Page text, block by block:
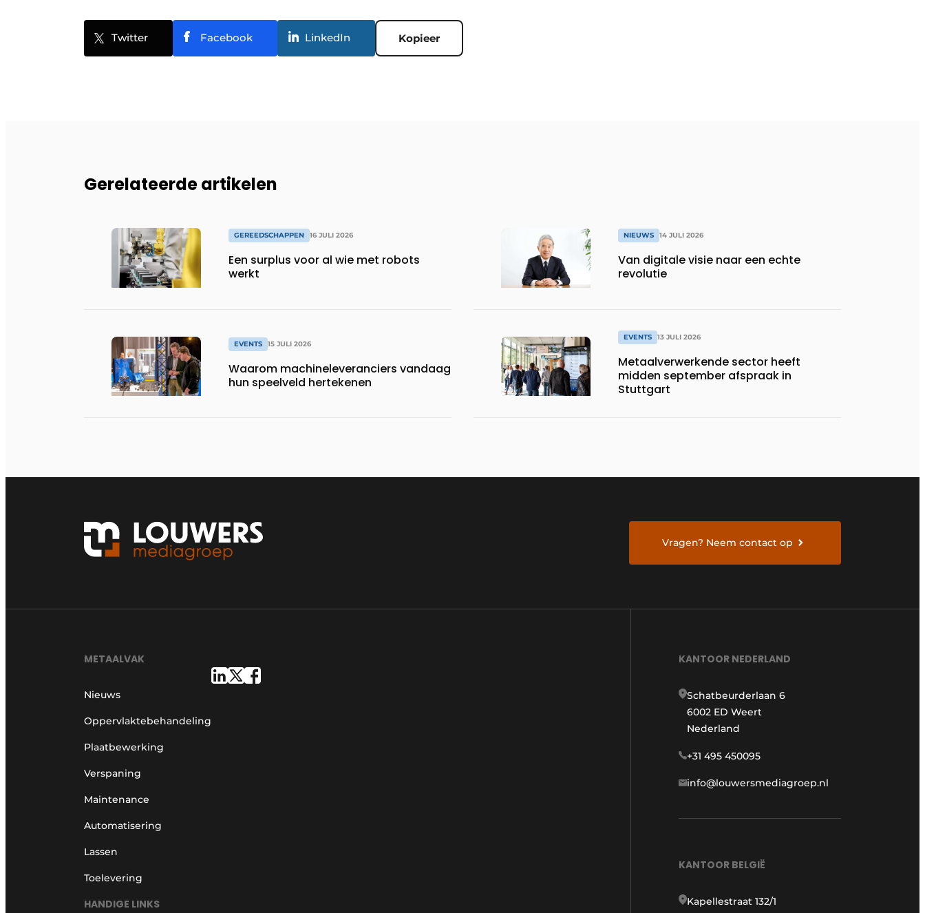
Twitter Facebook LinkedIn Kopieer
Gerelateerde artikelen
GEREEDSCHAPPEN 16 JULI 2026
Een surplus voor al wie met robots
werkt
EVENTS 15 JULI 2026
Waarom machineleveranciers vandaag
hun speelveld hertekenen
NIEUWS 14 JULI 2026
Van digitale visie naar een echte
revolutie
EVENTS 13 JULI 2026
Metaalverwerkende sector heeft
midden september afspraak in
Stuttgart
Vragen? Neem contact op
METAALVAK
Nieuws
Oppervlaktebehandeling
Plaatbewerking
Verspaning
Maintenance
Automatisering
Lassen
Toelevering
HANDIGE LINKS
KANTOOR NEDERLAND
Schatbeurderlaan 6
6002 ED Weert
Nederland
+31 495 450095
info@louwersmediagroep.nl
KANTOOR BELGIË
Kapellestraat 132/1